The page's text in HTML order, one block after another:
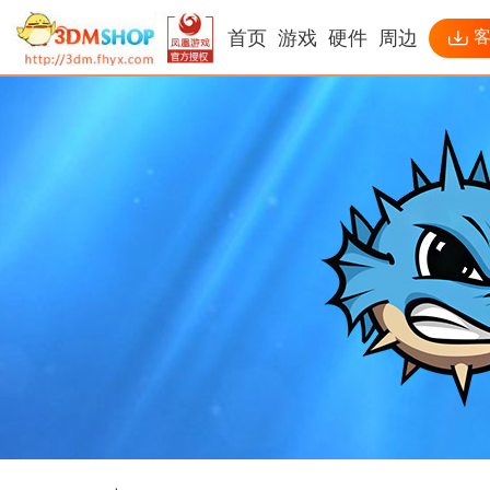
首页 游戏 硬件 周边